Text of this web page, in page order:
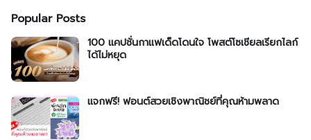
Popular Posts
100 แคปชั่นกาแฟเด็ดโดนใจ โพสต์โซเชียลเรียกไลก์
ได้ไม่หยุด
แจกฟรี! ฟอนต์สวยเชิงพาณิชย์ที่คุณห้ามพลาด